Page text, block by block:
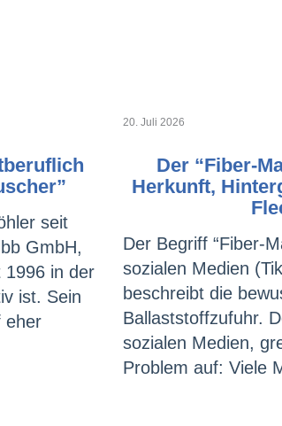
seit
GmbH,
1996 in der
ist. Sein
eher
20. Juli 2026
Der “Fiber-
Herkunft,
Der Begriff “Fiber-
sozialen Medien
beschreibt die
Ballaststoffzufuhr.
sozialen Medien,
Problem auf: Viele